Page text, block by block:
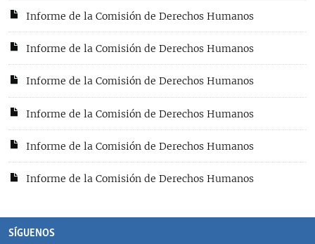
Informe de la Comisión de Derechos Humanos
Informe de la Comisión de Derechos Humanos
Informe de la Comisión de Derechos Humanos
Informe de la Comisión de Derechos Humanos
Informe de la Comisión de Derechos Humanos
Informe de la Comisión de Derechos Humanos
SÍGUENOS